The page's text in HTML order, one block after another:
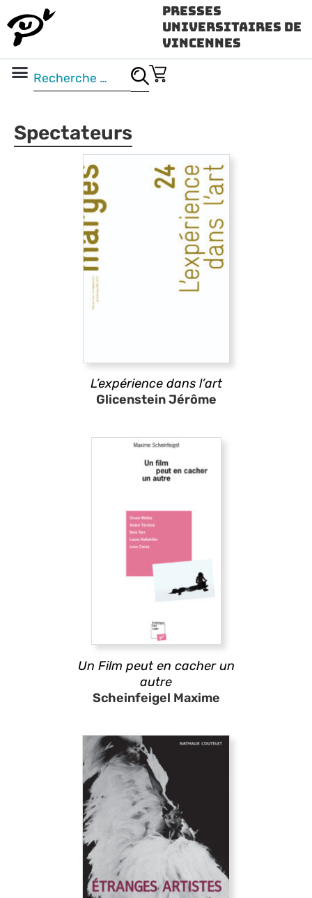
Presses
Universitaires de
Vincennes
Spectateurs
L’expérience dans l’art
Glicenstein Jérôme
Un Film peut en cacher un
autre
Scheinfeigel Maxime